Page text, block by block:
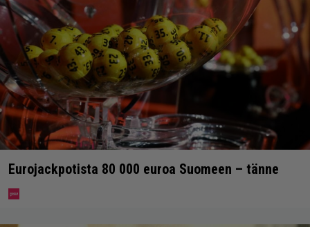
Eurojackpotista 80 000 euroa Suomeen – tänne